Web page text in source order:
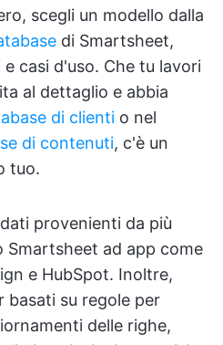
scegli un modello dalla
di Smartsheet,
casi d'uso. Che tu lavori
al dettaglio e abbia
di clienti o nel
di contenuti, c'è un
tuo.
provenienti da più
Smartsheet ad app come
e HubSpot. Inoltre,
basati su regole per
delle righe,